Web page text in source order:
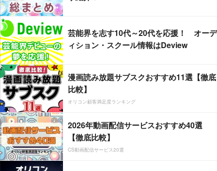
芸能界を志す10代～20代を応援！ オーデ
ィション・スクール情報はDeview
漫画読み放題サブスクおすすめ11選【徹底
比較】
オリコン顧客満足度ランキング
2026年動画配信サービスおすすめ40選
【徹底比較】
CS動画配信サービス20選